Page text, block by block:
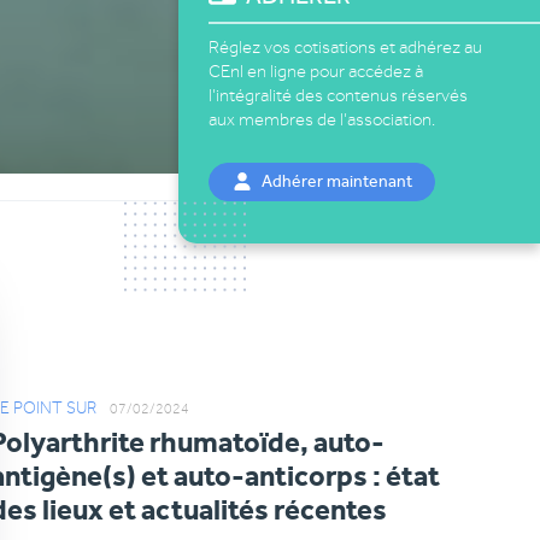
Réglez vos cotisations et adhérez au
CEnI en ligne pour accédez à
l’intégralité des contenus réservés
aux membres de l’association.
Adhérer maintenant
POINT SUR 07/02/2024
rhumatoïde, auto-
et auto-anticorps : état
lieux et actualités récentes